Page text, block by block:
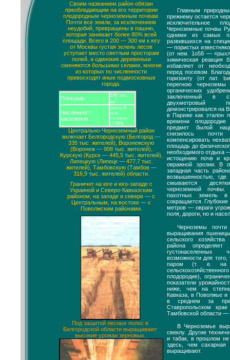
Своим названием район обязан
преобладающим на его территории
плодородным черноземным почвам.
Почти все земли, за исключением
неудобий, превращены в пашню,
которая занимает более 80% всей
площади. Всего в 200 — 300 км к югу
от Москвы густая зелень лесов
уступает место светлым просторам
полей, а одинокие деревеньки
сменяются большими селами, многие
из которых по численности
превосходят иные подмосковные
города.
Площадь:
168 тыс.
км2.
Численност
населения:
около 8
млн.
человек
(1999).
Центрально-Черноземный район
включает Белгородскую (Белгород —
335 тыс. жителей), Воронежскую
(Воронеж — 908 тыс. жителей),
Курскую (Курск — 445,5 тыс. жителей),
Липецкую (Липецк — 477,7 тыс.
жителей), Тамбовскую (Тамбов —
316,9 тыс. жителей) области.
Граничит на юге и юго-западе с
Украиной и Северо-Кавказским
районом, на западе и севере — с
Центральным, на востоке — с
Поволжским районами.
Под защитой лесных полос в
Белгородской области выращивают
высокие урожаи зерновых.
Главным
прежнему остается
исключительное
Черноземные почвы
одними из самых
развившихся на
— пористых
(от нем. 1о58 —
химическая реакция
избавляет от
перед посевом.
горизонту (от лат.
перегною
органических
заключенный в
двухметровый
демонстрировался на
в Париже как эталон
времени
предмет былой
снизилось
компенсировать
площадь до
необходимого отдыха
истощению почв и
овражной эрозии. В
западная часть
возвышенностью,
смываются
черноземной
пахотных земель в
сокращается.
метров — овраги
поля, дороги, но и
Черноземы
выращивания
сельского хозяйства
района определяет
густонаселенных
возможности для
паром (т. е. на
плодородие),
показатели
ниже, чем на
Кавказа, в Поволжье
в среднем за
Ставропольском
Тамбовской области —
В Черноземье
свеклу. Другие
и табак, в прошлом
здесь, чем сахарная
выращивают.